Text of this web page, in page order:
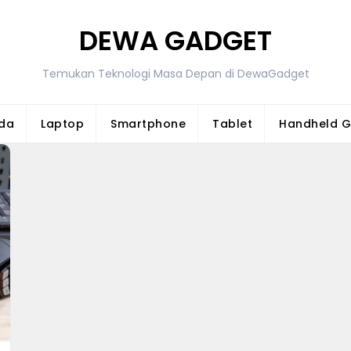
DEWA GADGET
Temukan Teknologi Masa Depan di DewaGadget
Laptop Smartphone Tablet Handheld